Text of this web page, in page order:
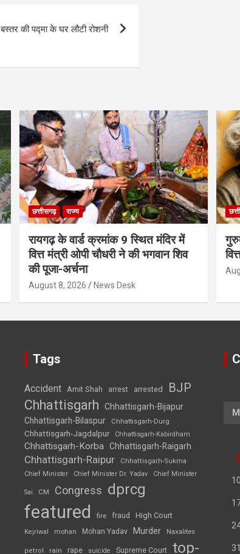
बस्तर की पद्मा के घर लौटी रोशनी
छत्तीसगढ़ राज्य
रायगढ़ के वार्ड क्रमांक 9 स्थित मंदिर में
वित्त मंत्री ओपी चौधरी ने की भगवान शिव
की पूजा-अर्चना
August 8, 2026 News Desk
Tags
Accident Amit Shah arrest arrested BJP
Chhattisgarh
Chhattisgarh-Bijapur
Chhattisgarh-Bilaspur
Chhattisgarh-Durg
Chhattisgarh-Jagdalpur Chhattisgarh-Kabirdham
Chhattisgarh-Korba Chhattisgarh-Raigarh
Chhattisgarh-Raipur
Chhattisgarh-Sukma
Chief Minister
Chief Minister Dr. Yadav Chief Minister
Sai CM Congress dprcg
featured fire fraud High Court
Kejriwal mohan Mohan Yadav Murder Naxalites
petrol rain rape suicide Supreme Court top-
M
3
10
31